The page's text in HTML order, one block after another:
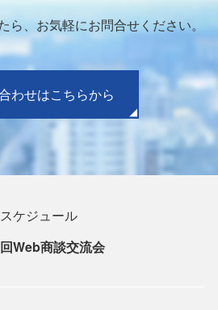
ら、お気軽にお問合せください。
わせはこちらから
ケジュール
Web商談交流会